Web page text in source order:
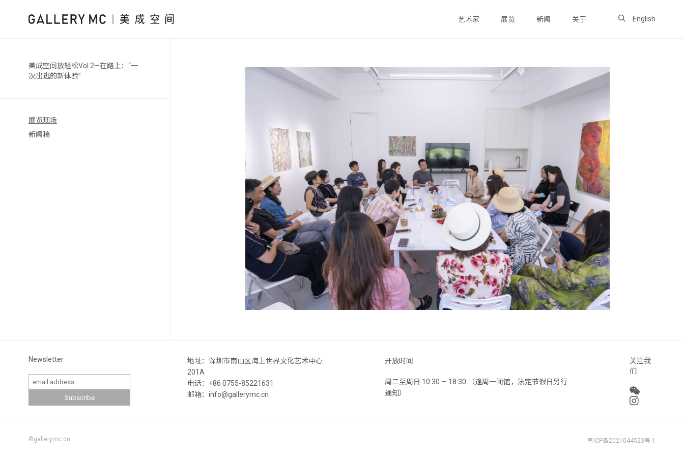
艺术家 展览 新闻 关于 English
美成空间放轻松Vol.2—在路上：“一
次出逃的新体验”
展览现场
新闻稿
Newsletter
地址：深圳市南山区海上世界文化艺术中心
201A
电话：+86 0755-85221631
邮箱：info@gallerymc.cn
开放时间
周二至周日 10:30 — 18:30 （逢周一闭馆，法定节假日另行
通知）
关注我
们
©gallerymc.cn 粤ICP备2021044523号-1